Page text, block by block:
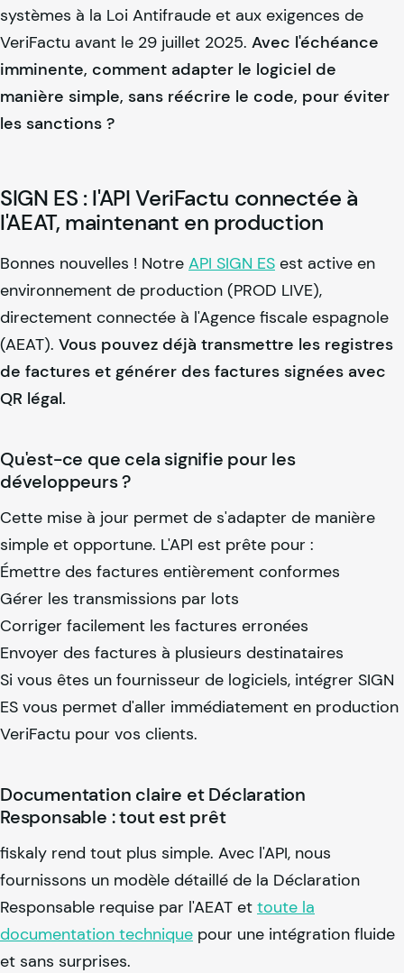
systèmes à la Loi Antifraude et aux exigences de
VeriFactu avant le 29 juillet 2025. Avec l'échéance
imminente, comment adapter le logiciel de
manière simple, sans réécrire le code, pour éviter
les sanctions ?
SIGN ES : l'API VeriFactu connectée à
l'AEAT, maintenant en production
Bonnes nouvelles ! Notre API SIGN ES est active en
environnement de production (PROD LIVE),
directement connectée à l'Agence fiscale espagnole
(AEAT). Vous pouvez déjà transmettre les registres
de factures et générer des factures signées avec
QR légal.
Qu'est-ce que cela signifie pour les
développeurs ?
Cette mise à jour permet de s'adapter de manière
simple et opportune. L'API est prête pour :
Émettre des factures entièrement conformes
Gérer les transmissions par lots
Corriger facilement les factures erronées
Envoyer des factures à plusieurs destinataires
Si vous êtes un fournisseur de logiciels, intégrer SIGN
ES vous permet d'aller immédiatement en production
VeriFactu pour vos clients.
Documentation claire et Déclaration
Responsable : tout est prêt
fiskaly rend tout plus simple. Avec l'API, nous
fournissons un modèle détaillé de la Déclaration
Responsable requise par l'AEAT et toute la
documentation technique pour une intégration fluide
et sans surprises.